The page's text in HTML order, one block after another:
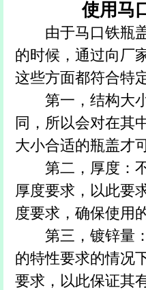
使用马
由于马口铁瓶
的时候，通过向厂
这些方面都符合特
第一，结构大小
同，所以会对在其
大小合适的瓶盖才
第二，厚度：不
厚度要求，以此要
度要求，确保使用
第三，镀锌量：
的特性要求的情况
要求，以此保证其